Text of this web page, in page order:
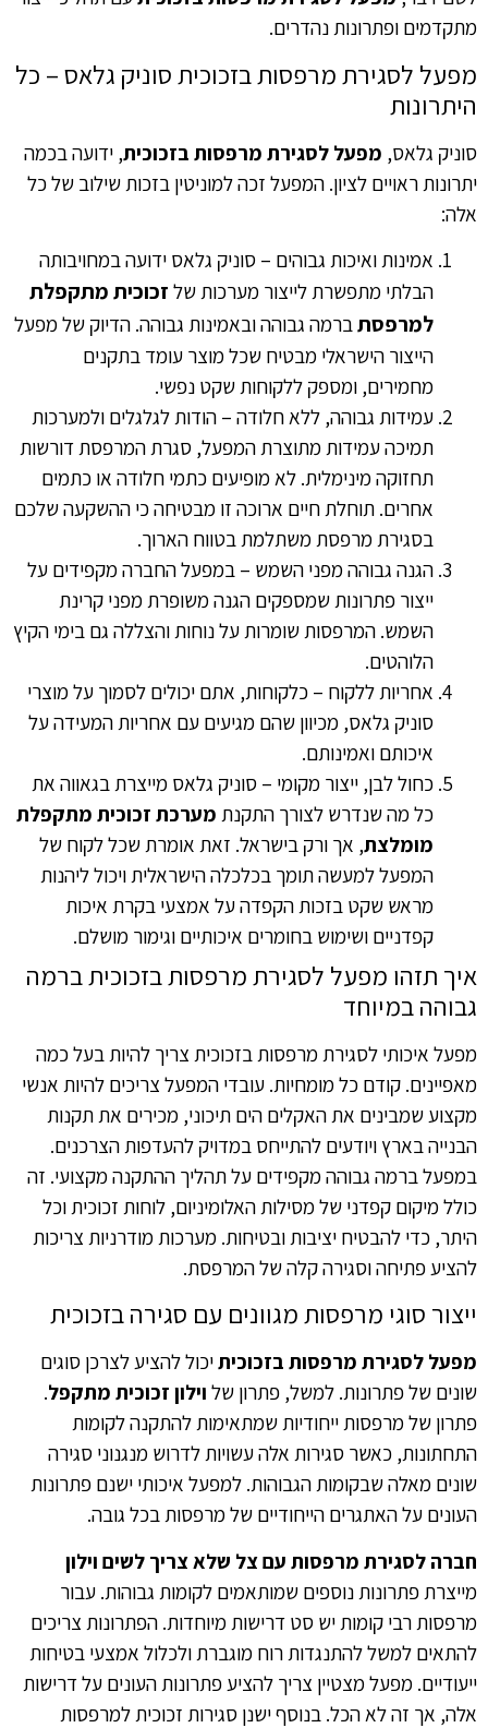
מתקדמים ופתרונות נהדרים.
מפעל לסגירת מרפסות בזכוכית סוניק גלאס – כל
היתרונות
סוניק גלאס, מפעל לסגירת מרפסות בזכוכית, ידועה בכמה
יתרונות ראויים לציון. המפעל זכה למוניטין בזכות שילוב של כל
אלה:
אמינות ואיכות גבוהים – סוניק גלאס ידועה במחויבותה
הבלתי מתפשרת לייצור מערכות של זכוכית מתקפלת
למרפסתברמה גבוהה ובאמינות גבוהה. הדיוק של מפעל
הייצור הישראלי מבטיח שכל מוצר עומד בתקנים
מחמירים, ומספק ללקוחות שקט נפשי.
עמידות גבוהה, ללא חלודה – הודות לגלגלים ולמערכות
תמיכה עמידות מתוצרת המפעל, סגרת המרפסת דורשות
תחזוקה מינימלית. לא מופיעים כתמי חלודה או כתמים
אחרים. תוחלת חיים ארוכה זו מבטיחה כי ההשקעה שלכם
בסגירת מרפסת משתלמת בטווח הארוך.
הגנה גבוהה מפני השמש – במפעל החברה מקפידים על
ייצור פתרונות שמספקים הגנה משופרת מפני קרינת
השמש. המרפסות שומרות על נוחות והצללה גם בימי הקיץ
הלוהטים.
אחריות ללקוח – כלקוחות, אתם יכולים לסמוך על מוצרי
סוניק גלאס, מכיוון שהם מגיעים עם אחריות המעידה על
איכותם ואמינותם.
כחול לבן, ייצור מקומי – סוניק גלאס מייצרת בגאווה את
כל מה שנדרש לצורך התקנת מערכת זכוכית מתקפלת
מומלצת, אך ורק בישראל. זאת אומרת שכל לקוח של
המפעל למעשה תומך בכלכלה הישראלית ויכול ליהנות
מראש שקט בזכות הקפדה על אמצעי בקרת איכות
קפדניים ושימוש בחומרים איכותיים וגימור מושלם.
איך תזהו מפעל לסגירת מרפסות בזכוכית ברמה
גבוהה במיוחד
מפעל איכותי לסגירת מרפסות בזכוכית צריך להיות בעל כמה
מאפיינים. קודם כל מומחיות. עובדי המפעל צריכים להיות אנשי
מקצוע שמבינים את האקלים הים תיכוני, מכירים את תקנות
הבנייה בארץ ויודעים להתייחס במדויק להעדפות הצרכנים.
במפעל ברמה גבוהה מקפידים על תהליך ההתקנה מקצועי. זה
כולל מיקום קפדני של מסילות האלומיניום, לוחות זכוכית וכל
היתר, כדי להבטיח יציבות ובטיחות. מערכות מודרניות צריכות
להציע פתיחה וסגירה קלה של המרפסת.
ייצור סוגי מרפסות מגוונים עם סגירה בזכוכית
מפעל לסגירת מרפסות בזכוכיתיכול להציע לצרכן סוגים
שונים של פתרונות. למשל, פתרון של וילון זכוכית מתקפל.
פתרון של מרפסות ייחודיות שמתאימות להתקנה לקומות
התחתונות, כאשר סגירות אלה עשויות לדרוש מנגנוני סגירה
שונים מאלה שבקומות הגבוהות. למפעל איכותי ישנם פתרונות
העונים על האתגרים הייחודיים של מרפסות בכל גובה.
חברה לסגירת מרפסות עם צל שלא צריך לשים וילון
מייצרת פתרונות נוספים שמותאמים לקומות גבוהות. עבור
מרפסות רבי קומות יש סט דרישות מיוחדות. הפתרונות צריכים
להתאים למשל להתנגדות רוח מוגברת ולכלול אמצעי בטיחות
ייעודיים. מפעל מצטיין צריך להציע פתרונות העונים על דרישות
אלה, אך זה לא הכל. בנוסף ישנן סגירות זכוכית למרפסות